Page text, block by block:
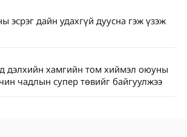
эсрэг дайн удахгүй дуусна гэж үзэж
дэлхийн хамгийн том хиймэл оюуны
чадлын супер төвийг байгуулжээ